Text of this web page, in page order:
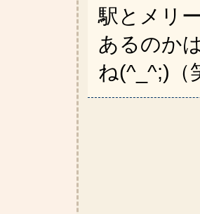
駅とメリ
あるのか
ね(^_^;)（